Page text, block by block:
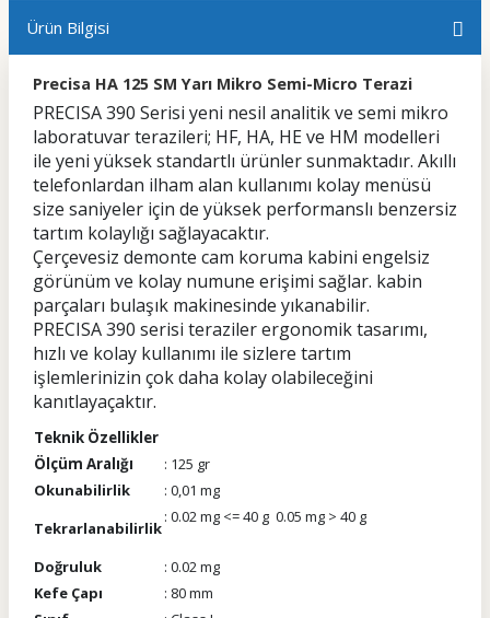
Ürün Bilgisi
Precisa HA 125 SM Yarı Mikro Semi-Micro Terazi
PRECISA 390 Serisi yeni nesil analitik ve semi mikro
laboratuvar terazileri; HF, HA, HE ve HM modelleri
ile yeni yüksek standartlı ürünler sunmaktadır. Akıllı
telefonlardan ilham alan kullanımı kolay menüsü
size saniyeler için de yüksek performanslı benzersiz
tartım kolaylığı sağlayacaktır.
Çerçevesiz demonte cam koruma kabini engelsiz
görünüm ve kolay numune erişimi sağlar. kabin
parçaları bulaşık makinesinde yıkanabilir.
PRECISA 390 serisi teraziler ergonomik tasarımı,
hızlı ve kolay kullanımı ile sizlere tartım
işlemlerinizin çok daha kolay olabileceğini
kanıtlayaçaktır.
Teknik Özellikler
Ölçüm Aralığı
: 125 gr
Okunabilirlik
: 0,01 mg
Tekrarlanabilirlik
: 0.02 mg <= 40 g 0.05 mg > 40 g
Doğruluk
: 0.02 mg
Kefe Çapı
: 80 mm